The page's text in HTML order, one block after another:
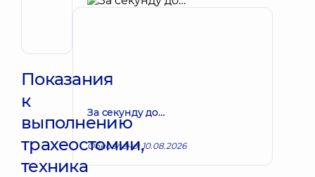
Показания
к
выполнению
трахеостомии,
техника
За секунду до…
Обновлено: 10.08.2026